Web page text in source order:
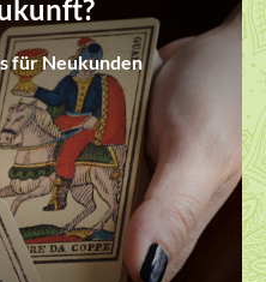
für Neukunden